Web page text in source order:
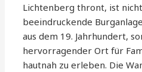
Lichtenberg thront, ist
beeindruckende
aus dem 19. Jahrhundert,
hervorragender Ort für
hautnah zu erleben. Die